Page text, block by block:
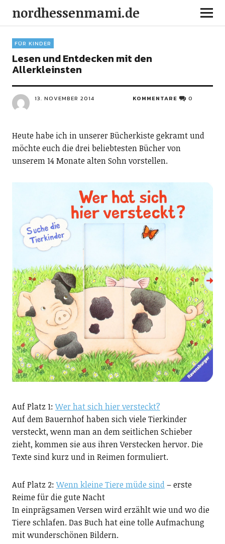
nordhessenmami.de
FÜR KINDER
Lesen und Entdecken mit den
Allerkleinsten
13. NOVEMBER 2014 KOMMENTARE 0
Heute habe ich in unserer Bücherkiste gekramt und
möchte euch die drei beliebtesten Bücher von
unserem 14 Monate alten Sohn vorstellen.
Auf Platz 1:Wer hat sich hier versteckt?
Auf dem Bauernhof haben sich viele Tierkinder
versteckt, wenn man an dem seitlichen Schieber
zieht, kommen sie aus ihren Verstecken hervor. Die
Texte sind kurz und in Reimen formuliert.
Auf Platz 2:Wenn kleine Tiere müde sind– erste
Reime für die gute Nacht
In einprägsamen Versen wird erzählt wie und wo die
Tiere schlafen. Das Buch hat eine tolle Aufmachung
mit wunderschönen Bildern.